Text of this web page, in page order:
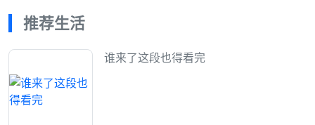
推荐生活
谁来了这段也得看完